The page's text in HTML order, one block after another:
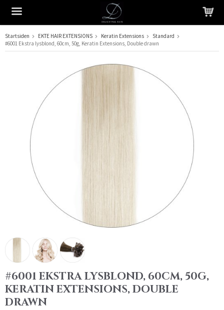
Produktet har blitt lagt til i handlekurven din
Startsiden EKTE HAIR EXTENSIONS Keratin Extensions
Standard
#6001 Ekstra lysblond, 60cm, 50g, Keratin Extensions, Double drawn
#6001 EKSTRA LYSBLOND, 60CM, 50G,
KERATIN EXTENSIONS, DOUBLE
DRAWN